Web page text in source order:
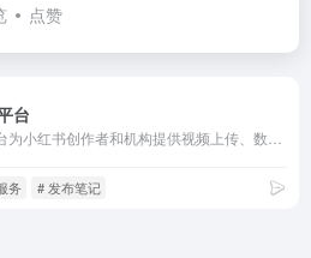
点赞
台
务 # 发布笔记